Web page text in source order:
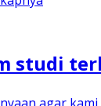
studi